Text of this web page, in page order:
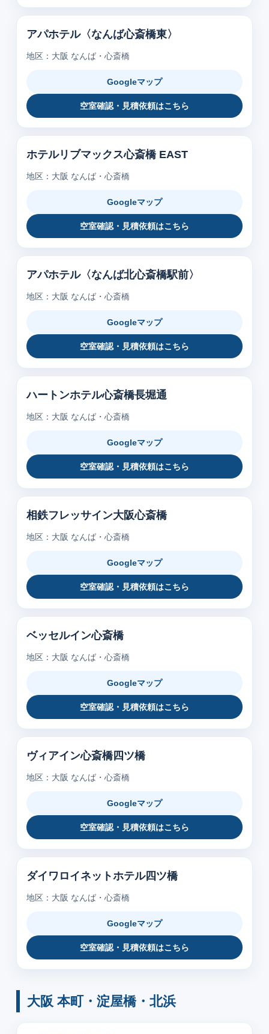
アパホテル〈なんば心斎橋東〉
地区：大阪 なんば・心斎橋
Googleマップ
空室確認・見積依頼はこちら
ホテルリブマックス心斎橋 EAST
地区：大阪 なんば・心斎橋
Googleマップ
空室確認・見積依頼はこちら
アパホテル〈なんば北心斎橋駅前〉
地区：大阪 なんば・心斎橋
Googleマップ
空室確認・見積依頼はこちら
ハートンホテル心斎橋長堀通
地区：大阪 なんば・心斎橋
Googleマップ
空室確認・見積依頼はこちら
相鉄フレッサイン大阪心斎橋
地区：大阪 なんば・心斎橋
Googleマップ
空室確認・見積依頼はこちら
ベッセルイン心斎橋
地区：大阪 なんば・心斎橋
Googleマップ
空室確認・見積依頼はこちら
ヴィアイン心斎橋四ツ橋
地区：大阪 なんば・心斎橋
Googleマップ
空室確認・見積依頼はこちら
ダイワロイネットホテル四ツ橋
地区：大阪 なんば・心斎橋
Googleマップ
空室確認・見積依頼はこちら
大阪 本町・淀屋橋・北浜